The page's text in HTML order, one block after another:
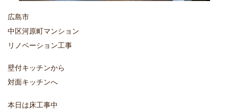
広島市
中区河原町マンション
リノベーション工事
壁付キッチンから
対面キッチンへ
本日は床工事中